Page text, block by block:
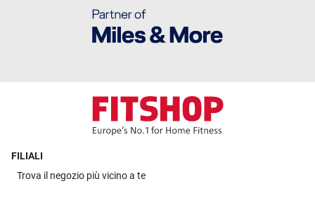
FILIALI
Trova il negozio più vicino a te